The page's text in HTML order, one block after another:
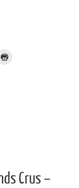
Crus –